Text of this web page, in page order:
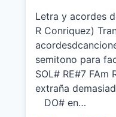
Letra y acordes
R Conriquez)
semitono para
SOL# RE#7 FAm
extraña
DO# en…